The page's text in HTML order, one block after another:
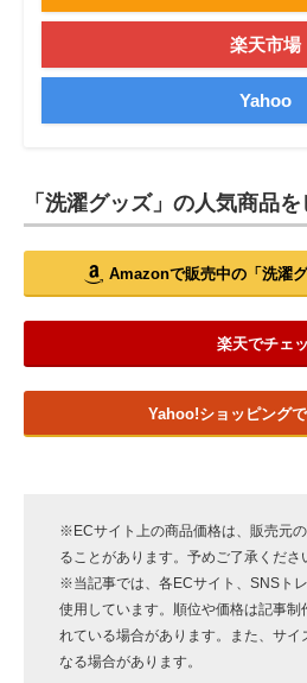
楽天市場
Yahoo
「洗濯グッズ」の人気商品を
Amazonで販売中の「洗濯
楽天でチェ
Yahoo!ショッピングで
※ECサイト上の商品価格は、販売元
ることがあります。予めご了承くださ
※当記事では、各ECサイト、SNSト
使用しています。順位や価格は記事制
れている場合があります。また、サ
なる場合があります。